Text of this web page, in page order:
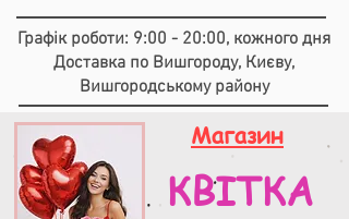
Графік роботи: 9:00 - 20:00, кожного дня
Доставка по Вишгороду, Києву,
Вишгородському району
Магазин
КВІТКА